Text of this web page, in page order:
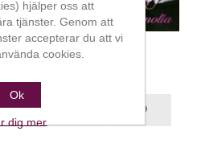
hjälper oss att
tjänster. Genom att
accepterar du att vi
cookies.
Ok
dig mer